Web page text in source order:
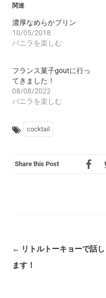
関連
濃厚なめらかプリン
10/05/2018
バニラを楽しむ
フランス菓子goutに行っ
てきました！
08/08/2022
バニラを楽しむ
cocktail
Share this Post
Post
navigation
← リトルトーキョーで話し
ます！